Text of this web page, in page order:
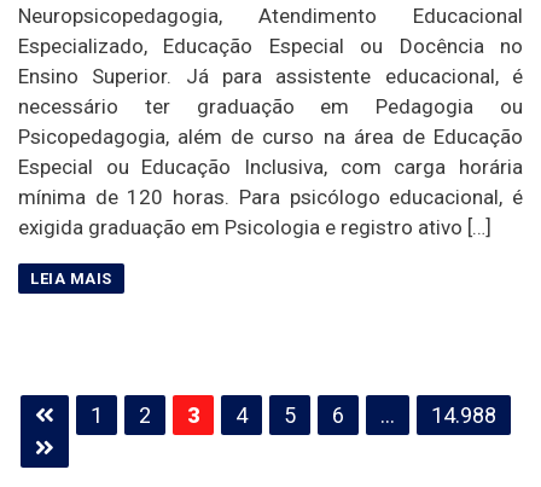
Neuropsicopedagogia, Atendimento Educacional
Especializado, Educação Especial ou Docência no
Ensino Superior. Já para assistente educacional, é
necessário ter graduação em Pedagogia ou
Psicopedagogia, além de curso na área de Educação
Especial ou Educação Inclusiva, com carga horária
mínima de 120 horas. Para psicólogo educacional, é
exigida graduação em Psicologia e registro ativo […]
Paginação
de
posts
1 2 3 4 5 6 … 14.988